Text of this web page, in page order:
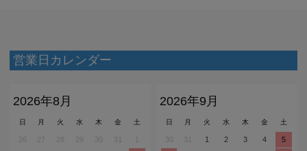
営業日カレンダー
2026年8月
日 月 火 水 木 金 土
30 31
2026年9月
日 月 火 水 木 金 土
30 31 1 2 3 4
5